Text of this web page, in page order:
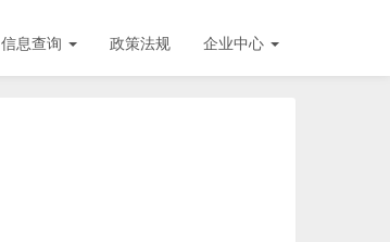
信息查询 政策法规 企业中心